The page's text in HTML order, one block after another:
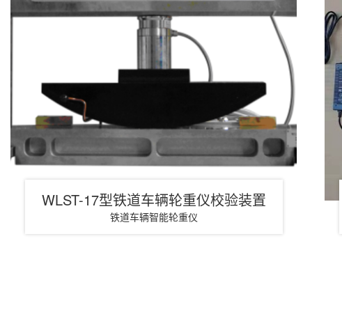
WLST-17型铁道车辆轮重仪校验装置
铁道车辆智能轮重仪